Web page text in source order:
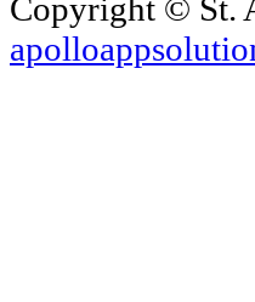
Copyright © St.